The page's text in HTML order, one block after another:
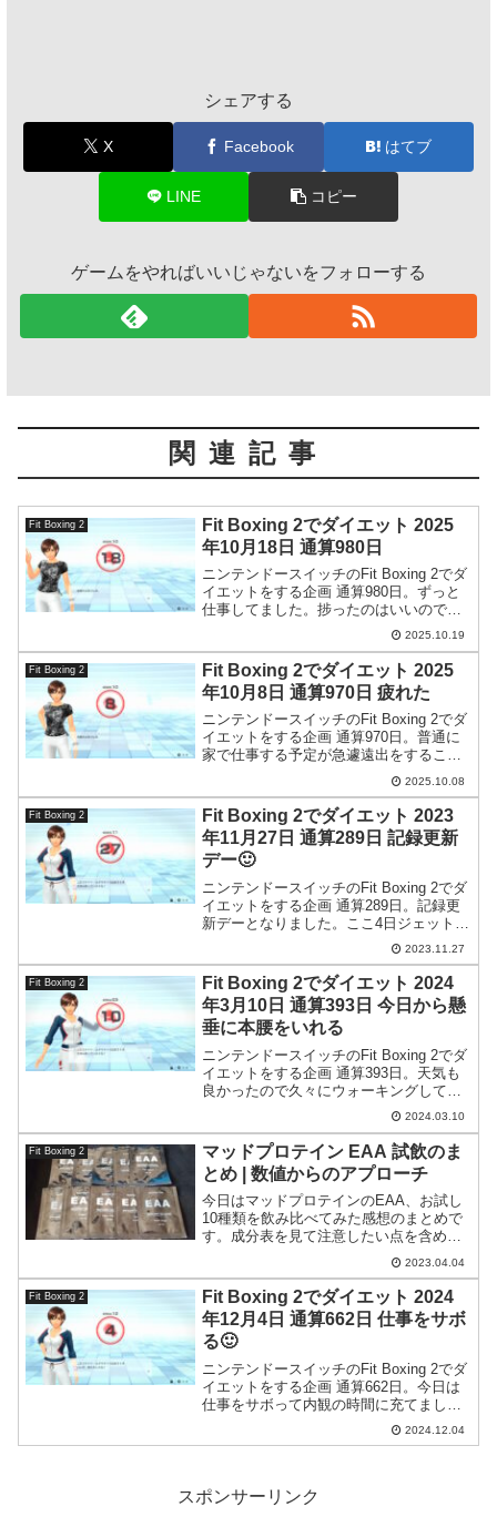
シェアする
X Facebook はてブ
LINE コピー
ゲームをやればいいじゃないをフォローする
関連記事
Fit Boxing 2
Fit Boxing 2でダイエット 2025
年10月18日 通算980日
ニンテンドースイッチのFit Boxing 2でダ
イエットをする企画 通算980日。ずっと
仕事してました。捗ったのはいいのです
が今日は仕事しかしてません。 2025.10.19
Fit Boxing 2
Fit Boxing 2でダイエット 2025
年10月8日 通算970日 疲れた
ニンテンドースイッチのFit Boxing 2でダ
イエットをする企画 通算970日。普通に
家で仕事する予定が急遽遠出をすること
2025.10.08
Fit Boxing 2
Fit Boxing 2でダイエット 2023
年11月27日 通算289日 記録更新
デー🙂
ニンテンドースイッチのFit Boxing 2でダ
イエットをする企画 通算289日。記録更
新デーとなりました。ここ4日ジェットコ
2023.11.27
Fit Boxing 2
Fit Boxing 2でダイエット 2024
年3月10日 通算393日 今日から懸
垂に本腰をいれる
ニンテンドースイッチのFit Boxing 2でダ
イエットをする企画 通算393日。天気も
良かったので久々にウォーキングして神
社にお礼参りに行ってきました。フィッ
トボクシングと筋トレも実行。また今日
から時短に向けて懸垂に取り組むことに
しました。
2024.03.10
Fit Boxing 2
マッドプロテイン EAA 試飲のま
とめ | 数値からのアプローチ
今日はマッドプロテインのEAA、お試し
10種類を飲み比べてみた感想のまとめで
す。成分表を見て注意したい点を含めつ
つ、この製品の感想を書いてみたいと思
2023.04.04
Fit Boxing 2
Fit Boxing 2でダイエット 2024
年12月4日 通算662日 仕事をサボ
る🙂
ニンテンドースイッチのFit Boxing 2でダ
イエットをする企画 通算662日。今日は
仕事をサボって内観の時間に充てまし
た。おかげで色々と捗りました。2024.12.04
スポンサーリンク